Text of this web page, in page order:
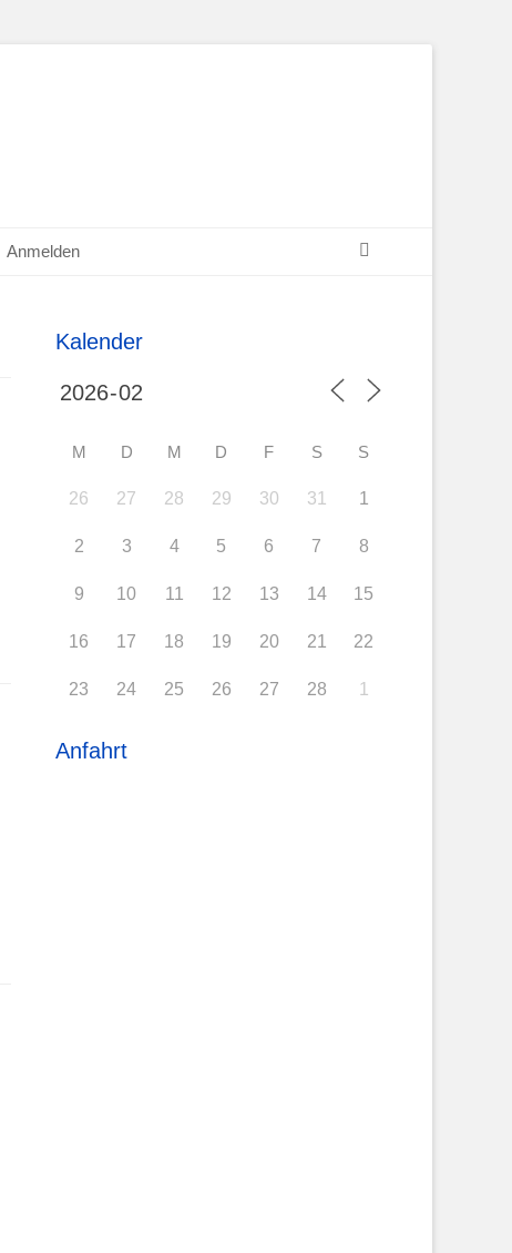
Anmelden
Kalender
M D M D F S S
26 27 28 29 30 31 1
2 3 4 5 6 7 8
9 10 11 12 13 14 15
16 17 18 19 20 21 22
23 24 25 26 27 28 1
Anfahrt